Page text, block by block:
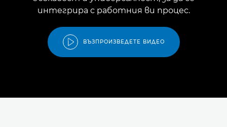
интегрира с работния ви процес.
ВЪЗПРОИЗВЕДЕТЕ ВИДЕО